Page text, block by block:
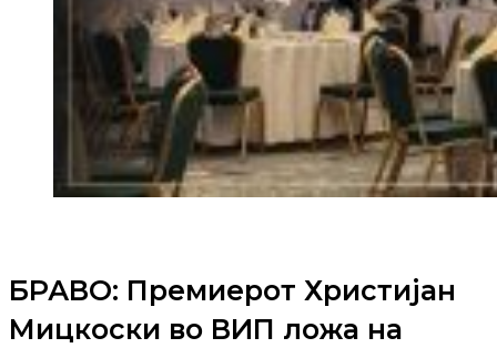
БРАВО: Премиерот Христијан
Мицкоски во ВИП ложа на